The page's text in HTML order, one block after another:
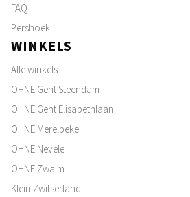
FAQ
Pershoek
WINKELS
Alle winkels
OHNE Gent Steendam
OHNE Gent Elisabethlaan
OHNE Merelbeke
OHNE Nevele
OHNE Zwalm
Klein Zwitserland